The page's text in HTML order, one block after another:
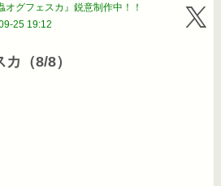
オグフェスカ』鋭意制作中！！
25 19:12
（8/8）